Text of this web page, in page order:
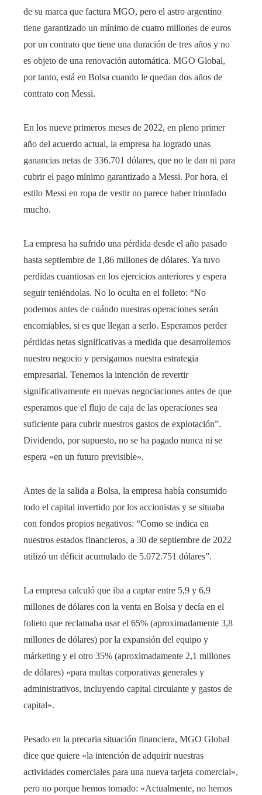
de su marca que factura MGO, pero el astro argentino
tiene garantizado un mínimo de cuatro millones de euros
por un contrato que tiene una duración de tres años y no
es objeto de una renovación automática. MGO Global,
por tanto, está en Bolsa cuando le quedan dos años de
contrato con Messi.
En los nueve primeros meses de 2022, en pleno primer
año del acuerdo actual, la empresa ha logrado unas
ganancias netas de 336.701 dólares, que no le dan ni para
cubrir el pago mínimo garantizado a Messi. Por hora, el
estilo Messi en ropa de vestir no parece haber triunfado
mucho.
La empresa ha sufrido una pérdida desde el año pasado
hasta septiembre de 1,86 millones de dólares. Ya tuvo
perdidas cuantiosas en los ejercicios anteriores y espera
seguir teniéndolas. No lo oculta en el folleto: “No
podemos antes de cuándo nuestras operaciones serán
encomiables, si es que llegan a serlo. Esperamos perder
pérdidas netas significativas a medida que desarrollemos
nuestro negocio y persigamos nuestra estrategia
empresarial. Tenemos la intención de revertir
significativamente en nuevas negociaciones antes de que
esperamos que el flujo de caja de las operaciones sea
suficiente para cubrir nuestros gastos de explotación”.
Dividendo, por supuesto, no se ha pagado nunca ni se
espera «en un futuro previsible».
Antes de la salida a Bolsa, la empresa había consumido
todo el capital invertido por los accionistas y se situaba
con fondos propios negativos: “Como se indica en
nuestros estados financieros, a 30 de septiembre de 2022
utilizó un déficit acumulado de 5.072.751 dólares”.
La empresa calculó que iba a captar entre 5,9 y 6,9
millones de dólares con la venta en Bolsa y decía en el
folieto que reclamaba usar el 65% (aproximadamente 3,8
millones de dólares) por la expansión del equipo y
márketing y el otro 35% (aproximadamente 2,1 millones
de dólares) «para multas corporativas generales y
administrativos, incluyendo capital circulante y gastos de
capital».
Pesado en la precaria situación financiera, MGO Global
dice que quiere «la intención de adquirir nuestras
actividades comerciales para una nueva tarjeta comercial»,
pero no porque hemos tomado: «Actualmente, no hemos